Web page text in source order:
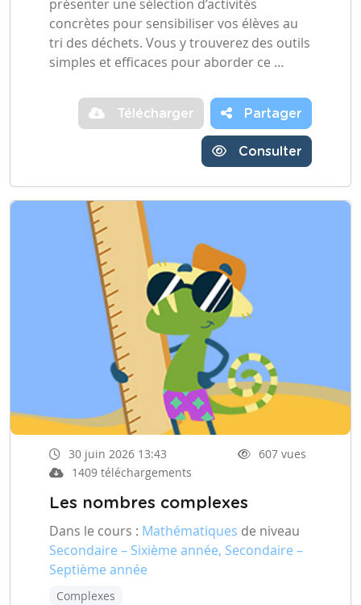
présenter une sélection d’activités
concrètes pour sensibiliser vos élèves au
tri des déchets. Vous y trouverez des outils
simples et efficaces pour aborder ce …
Télécharger Partager
Consulter
30 juin 2026 13:43
607 vues
1409 téléchargements
Les nombres complexes
Dans le cours : Mathématiques de niveau
Secondaire – Sixième année, Secondaire –
Septième année
Complexes